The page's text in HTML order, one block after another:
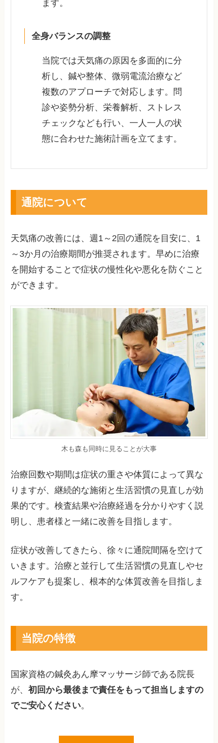
ます。
全身バランスの調整
当院では天気痛の原因を多面的に分
析し、鍼や整体、微弱電流治療など
複数のアプローチで対応します。問
診や姿勢分析、栄養解析、ストレス
チェックなども行い、一人一人の状
態に合わせた施術計画を立てます。
通院について
天気痛の改善には、週1～2回の通院を目安に、1
～3か月の治療期間が推奨されます。早めに治療
を開始することで症状の慢性化や悪化を防ぐこと
ができます。
木も森も同時に見ることが大事
治療回数や期間は症状の重さや体質によって異な
りますが、継続的な施術と生活習慣の見直しが効
果的です。検査結果や治療経過を分かりやすく説
明し、患者様と一緒に改善を目指します。
症状が改善してきたら、徐々に通院間隔を空けて
いきます。治療と並行して生活習慣の見直しやセ
ルフケアも提案し、根本的な体質改善を目指しま
す。
当院の特徴
国家資格の鍼灸あん摩マッサージ師である院長
が、初回から最後まで責任をもって担当しますの
でご安心ください。